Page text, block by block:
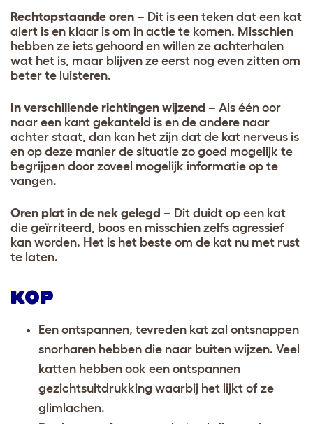
Rechtopstaande oren – Dit is een teken dat een kat
alert is en klaar is om in actie te komen. Misschien
hebben ze iets gehoord en willen ze achterhalen
wat het is, maar blijven ze eerst nog even zitten om
beter te luisteren.
In verschillende richtingen wijzend – Als één oor
naar een kant gekanteld is en de andere naar
achter staat, dan kan het zijn dat de kat nerveus is
en op deze manier de situatie zo goed mogelijk te
begrijpen door zoveel mogelijk informatie op te
vangen.
Oren plat in de nek gelegd – Dit duidt op een kat
die geïrriteerd, boos en misschien zelfs agressief
kan worden. Het is het beste om de kat nu met rust
te laten.
KOP
Een ontspannen, tevreden kat zal ontsnappen
snorharen hebben die naar buiten wijzen. Veel
katten hebben ook een ontspannen
gezichtsuitdrukking waarbij het lijkt of ze
glimlachen.